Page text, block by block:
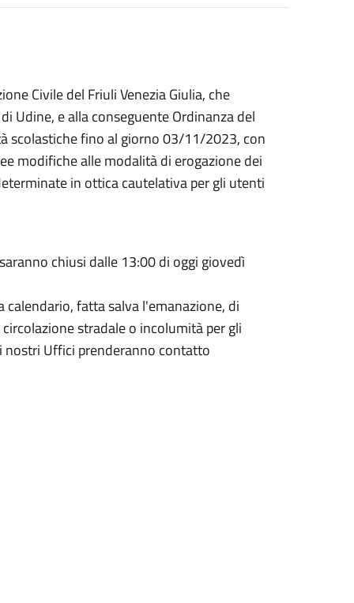
Civile del Friuli Venezia Giulia, che
Udine, e alla conseguente Ordinanza del
scolastiche fino al giorno 03/11/2023, con
modifiche alle modalità di erogazione dei
in ottica cautelativa per gli utenti
chiusi dalle 13:00 di oggi giovedì
fatta salva l'emanazione, di
stradale o incolumità per gli
nostri Uffici prenderanno contatto